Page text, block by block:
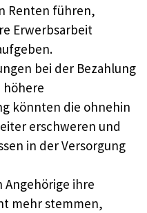
Renten führen,
Erwerbsarbeit
bei der Bezahlung
höhere
könnten die ohnehin
erschweren und
in der Versorgung
Angehörige ihre
mehr stemmen,